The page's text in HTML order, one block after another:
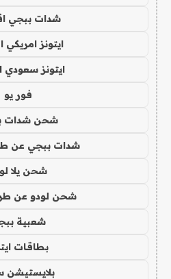
شدات ببجي
ايتونز
ايتونز
فور يو
شحن شدات
شدات ببجي عن
شحن يلا
شحن لودو عن
شعبية
بطاقات
بلايستيشن